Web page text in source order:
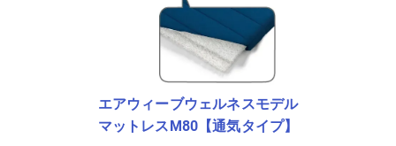
エアウィーブウェルネスモデル
マットレスM80【通気タイプ】